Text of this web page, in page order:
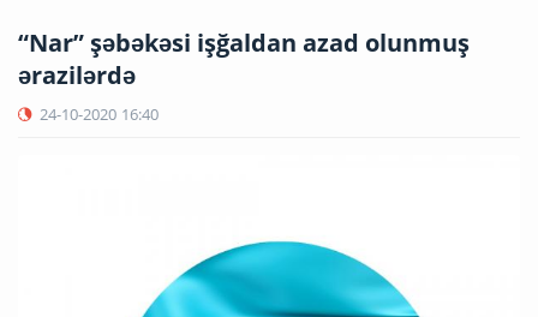
“Nar” şəbəkəsi işğaldan azad olunmuş
ərazilərdə
24-10-2020 16:40